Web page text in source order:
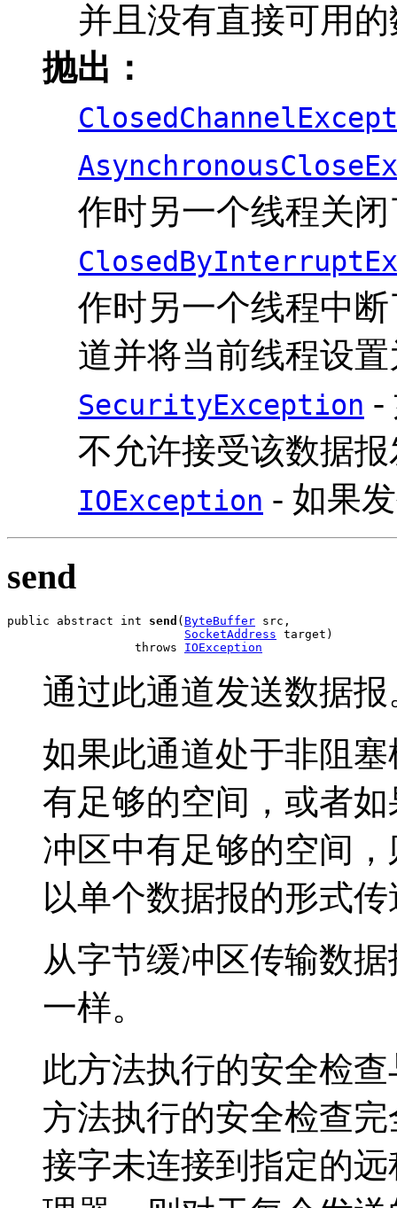
并且没有直接可用
抛出：
作时另一个线程关
作时另一个线程中
道并将当前线程设
SecurityException -
不允许接受该数据
IOException - 如果
send
public abstract int send ( ByteBuffer src,
SocketAddress target)
                  throws
IOException
通过此通道发送数据报
如果此通道处于非阻
有足够的空间，或者
冲区中有足够的空间
以单个数据报的形式
从字节缓冲区传输数
一样。
此方法执行的安全检
方法执行的安全检查
接字未连接到指定的